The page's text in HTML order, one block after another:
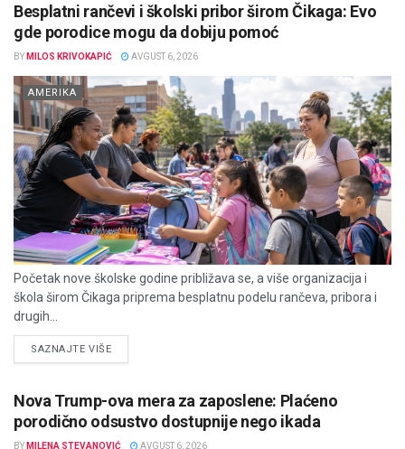
Besplatni rančevi i školski pribor širom Čikaga: Evo
gde porodice mogu da dobiju pomoć
BY MILOS KRIVOKAPIĆ AVGUST 6, 2026
AMERIKA
Početak nove školske godine približava se, a više organizacija i
škola širom Čikaga priprema besplatnu podelu rančeva, pribora i
drugih...
SAZNAJTE VIŠEDETAILS
Nova Trump-ova mera za zaposlene: Plaćeno
porodično odsustvo dostupnije nego ikada
BY MILENA STEVANOVIĆ AVGUST 6, 2026